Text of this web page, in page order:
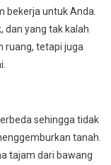
bekerja untuk Anda.
dan yang tak kalah
ruang, tetapi juga
sehingga tidak
tanah.
tajam dari bawang